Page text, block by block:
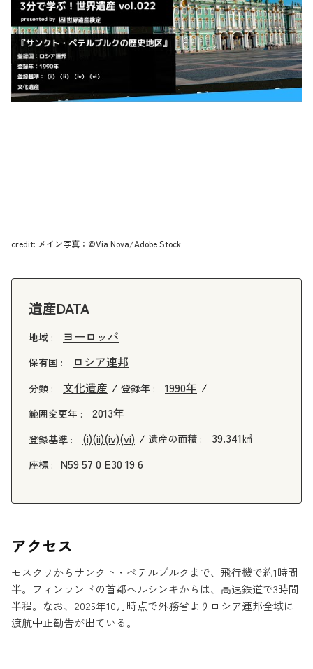
credit: メイン写真：©Via Nova/Adobe Stock
遺産DATA
地域 : ヨーロッパ
保有国 : ロシア連邦
分類 : 文化遺産 登録年 : 1990年
範囲変更年 : 2013年
登録基準 : (i)(ii)(iv)(vi) 遺産の面積 : 39.341㎢
座標 : N59 57 0 E30 19 6
アクセス
モスクワからサンクト・ペテルブルクまで、飛行機で約1時間
半。フィンランドの首都ヘルシンキからは、高速鉄道で3時間
半程。なお、2025年10月時点で外務省よりロシア連邦全域に
渡航中止勧告が出ている。